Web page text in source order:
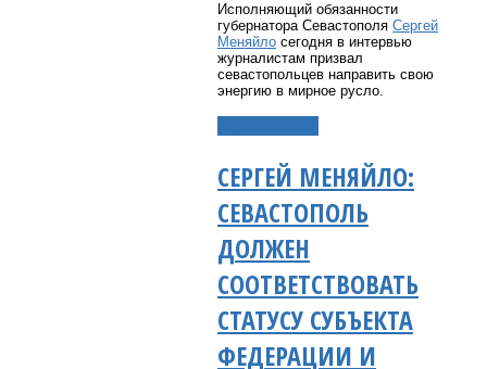
Исполняющий обязанности
губернатора Севастополя Сергей
Меняйло сегодня в интервью
журналистам призвал
севастопольцев направить свою
энергию в мирное русло.
СЕРГЕЙ МЕНЯЙЛО:
СЕВАСТОПОЛЬ
ДОЛЖЕН
СООТВЕТСТВОВАТЬ
СТАТУСУ СУБЪЕКТА
ФЕДЕРАЦИИ И